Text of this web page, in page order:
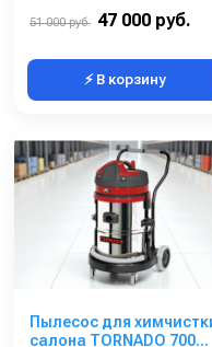
51 000 руб. 47 000 руб.
⚡ В корзину
Пылесос для
салона TORNADO 700